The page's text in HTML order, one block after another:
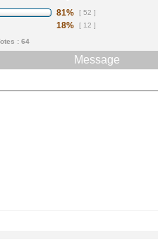
81% [ 52 ]
18% [ 12 ]
: 64
Message